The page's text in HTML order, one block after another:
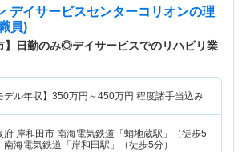
デイサービスセンターコリオンの理
員)
】日勤のみ◎デイサービスでのリハビリ業
デル年収】 350万円～450万円 程度諸手当込み
府 岸和田市 南海電気鉄道「蛸地蔵駅」（徒歩5
南海電気鉄道「岸和田駅」（徒歩5分）